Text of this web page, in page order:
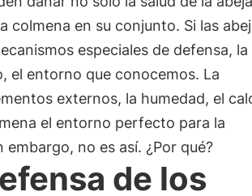
colmena en su conjunto. Si las
especiales de defensa, la
el entorno que conocemos. La
externos, la humedad, el
el entorno perfecto para la
no es así. ¿Por qué?
de los